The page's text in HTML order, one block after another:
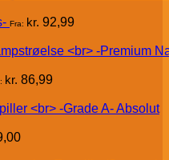
Fra: kr. 92,99
kr. 86,99
Absolut